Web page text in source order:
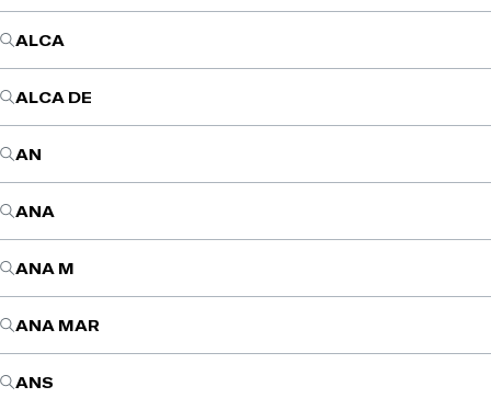
ALCA
ALCA DE
AN
ANA
ANA M
ANA MAR
ANS